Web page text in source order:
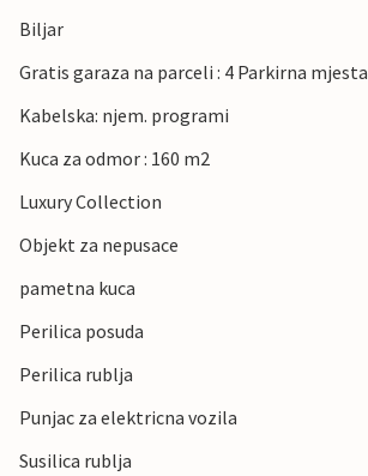
Biljar
Gratis garaza na parceli : 4 Parkirna mjesta
Kabelska: njem. programi
Kuca za odmor : 160 m2
Luxury Collection
Objekt za nepusace
pametna kuca
Perilica posuda
Perilica rublja
Punjac za elektricna vozila
Susilica rublja